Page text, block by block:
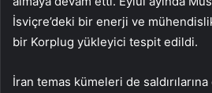
İsviçre’deki bir enerji ve
bir Korplug yükleyici tespit edildi.
İran temas kümeleri de